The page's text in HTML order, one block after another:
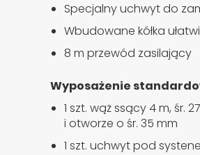
Specjalny uchwyt do
Wbudowane kółka
8 m przewód zasilający
Wyposażenie
1 szt. wąż ssący 4 m, śr.
i otworze o śr. 35 mm
1 szt. uchwyt pod